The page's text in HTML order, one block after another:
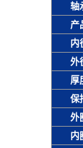
轴
产
内
外
厚
保
外
内